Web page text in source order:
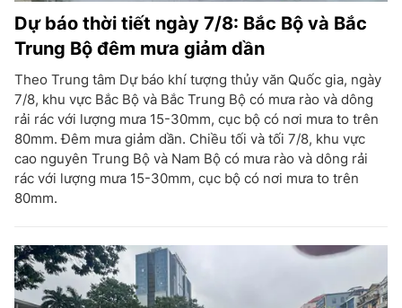
Dự báo thời tiết ngày 7/8: Bắc Bộ và Bắc
Trung Bộ đêm mưa giảm dần
Theo Trung tâm Dự báo khí tượng thủy văn Quốc gia, ngày
7/8, khu vực Bắc Bộ và Bắc Trung Bộ có mưa rào và dông
rải rác với lượng mưa 15-30mm, cục bộ có nơi mưa to trên
80mm. Đêm mưa giảm dần. Chiều tối và tối 7/8, khu vực
cao nguyên Trung Bộ và Nam Bộ có mưa rào và dông rải
rác với lượng mưa 15-30mm, cục bộ có nơi mưa to trên
80mm.